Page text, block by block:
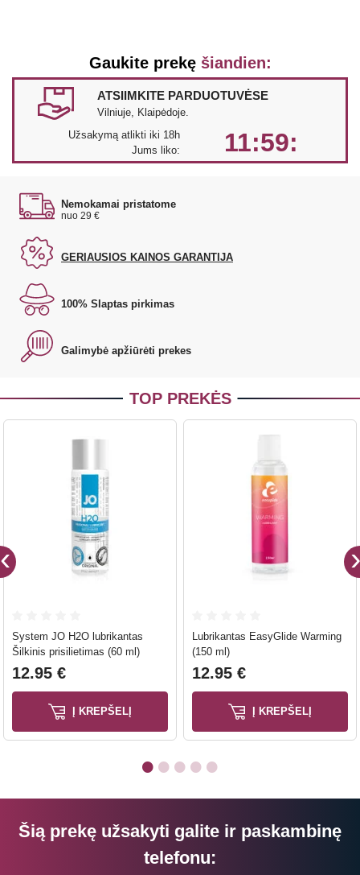
Gaukite prekę šiandien:
ATSIIMKITE PARDUOTUVĖSE
Vilniuje, Klaipėdoje.
Užsakymą atlikti iki 18h
Jums liko:
11:59:
Nemokamai pristatome
nuo 29 €
GERIAUSIOS KAINOS GARANTIJA
100% Slaptas pirkimas
Galimybė apžiūrėti prekes
TOP PREKĖS
System JO H2O lubrikantas
Šilkinis prisilietimas (60 ml)
12.95 €
Į KREPŠELĮ
Lubrikantas EasyGlide Warming
(150 ml)
12.95 €
Į KREPŠELĮ
Šią prekę užsakyti galite ir paskambinę
telefonu: